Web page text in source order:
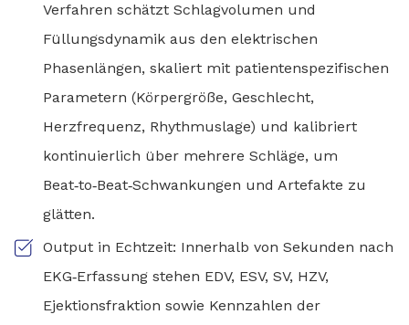
Verfahren schätzt Schlagvolumen und
Füllungsdynamik aus den elektrischen
Phasenlängen, skaliert mit patientenspezifischen
Parametern (Körpergröße, Geschlecht,
Herzfrequenz, Rhythmuslage) und kalibriert
kontinuierlich über mehrere Schläge, um
Beat‑to‑Beat‑Schwankungen und Artefakte zu
glätten.
Output in Echtzeit: Innerhalb von Sekunden nach
EKG‑Erfassung stehen EDV, ESV, SV, HZV,
Ejektionsfraktion sowie Kennzahlen der